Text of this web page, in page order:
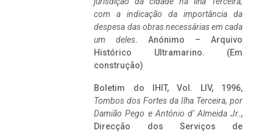
com a indicação da importância da
despesa das obras necessárias em cada
um deles. Anónimo – Arquivo
Histórico Ultramarino. (Em
construção)
Boletim do IHIT, Vol. LIV, 1996,
Tombos dos Fortes da Ilha Terceira, por
Damião Pego e António d’ Almeida Jr.,
Direcção dos Serviços de